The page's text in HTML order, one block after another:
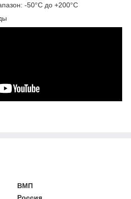
-50°C до +200°C
ВМП
Россия